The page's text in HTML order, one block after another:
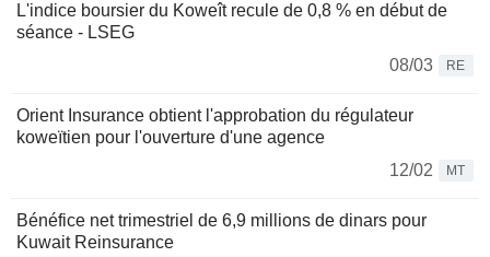
L'indice boursier du Koweît recule de 0,8 % en début de
séance - LSEG
08/03
RE
Orient Insurance obtient l'approbation du régulateur
koweïtien pour l'ouverture d'une agence
12/02
MT
Bénéfice net trimestriel de 6,9 millions de dinars pour
Kuwait Reinsurance